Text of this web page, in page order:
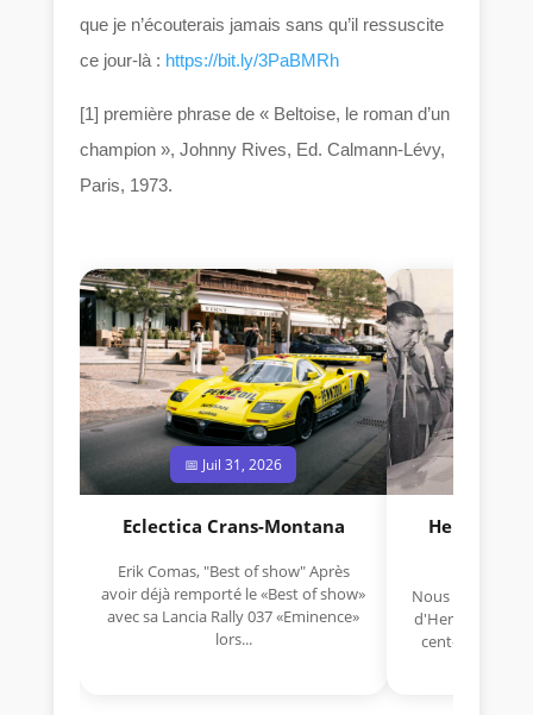
que je n’écouterais jamais sans qu’il ressuscite
ce jour-là : https://bit.ly/3PaBMRh
[1] première phrase de « Beltoise, le roman d’un
champion », Johnny Rives, Ed. Calmann-Lévy,
Paris, 1973.
📅 Juil 31, 2026
Eclectica Crans-Montana
Erik Comas, "Best of show" Après
avoir déjà remporté le «Best of show»
avec sa Lancia Rally 037 «Eminence»
lors...
Hermano
Nous avons
d'Hermano Da
cent-unième